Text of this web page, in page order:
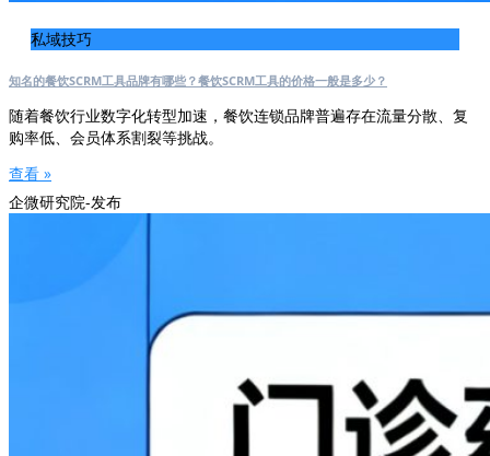
私域技巧
知名的餐饮SCRM工具品牌有哪些？餐饮SCRM工具的价格一般是多少？
随着餐饮行业数字化转型加速，餐饮连锁品牌普遍存在流量分散、复
购率低、会员体系割裂等挑战。
查看 »
企微研究院-发布